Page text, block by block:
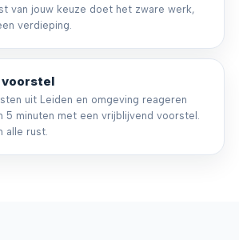
van jouw keuze doet het zware werk,
verdieping.
voorstel
uit Leiden en omgeving reageren
5 minuten met een vrijblijvend voorstel.
alle rust.